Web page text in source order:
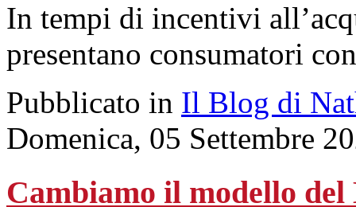
In tempi di incentivi
presentano consumatori
Pubblicato in Il Blog di
Domenica, 05 Settembre
Cambiamo il modello